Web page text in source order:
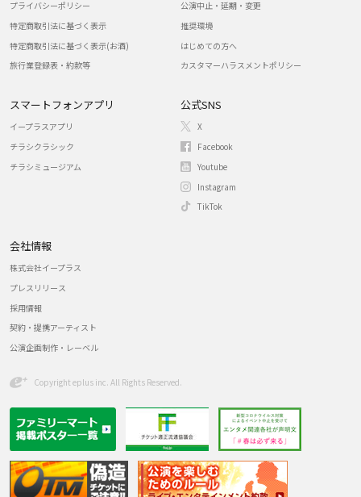
プライバシーポリシー
特定商取引法に基づく表示
特定商取引法に基づく表示(お酒)
旅行業登録表・約款等
公演中止・延期・変更
推奨環境
はじめての方へ
カスタマーハラスメントポリシー
スマートフォンアプリ
イープラスアプリ
チラシクラシック
チラシミュージアム
公式SNS
X
Facebook
Youtube
Instagram
TikTok
会社情報
株式会社イープラス
プレスリリース
採用情報
契約・提携アーティスト
公演企画制作・レーベル
Copyright eplus inc. All Rights Reserved.